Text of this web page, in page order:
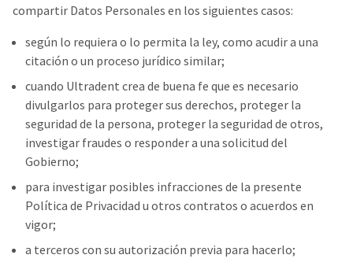
compartir Datos Personales en los siguientes casos:
según lo requiera o lo permita la ley, como acudir a una
citación o un proceso jurídico similar;
cuando Ultradent crea de buena fe que es necesario
divulgarlos para proteger sus derechos, proteger la
seguridad de la persona, proteger la seguridad de otros,
investigar fraudes o responder a una solicitud del
Gobierno;
para investigar posibles infracciones de la presente
Política de Privacidad u otros contratos o acuerdos en
vigor;
a terceros con su autorización previa para hacerlo;